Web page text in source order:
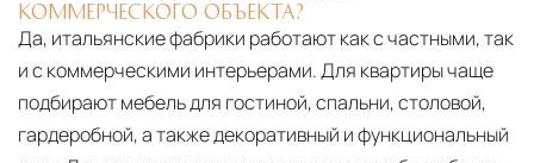
КОММЕРЧЕСКОГО ОБЪЕКТА?
Да, итальянские фабрики работают как с частными, так
и с коммерческими интерьерами. Для квартиры чаще
подбирают мебель для гостиной, спальни, столовой,
гардеробной, а также декоративный и функциональный